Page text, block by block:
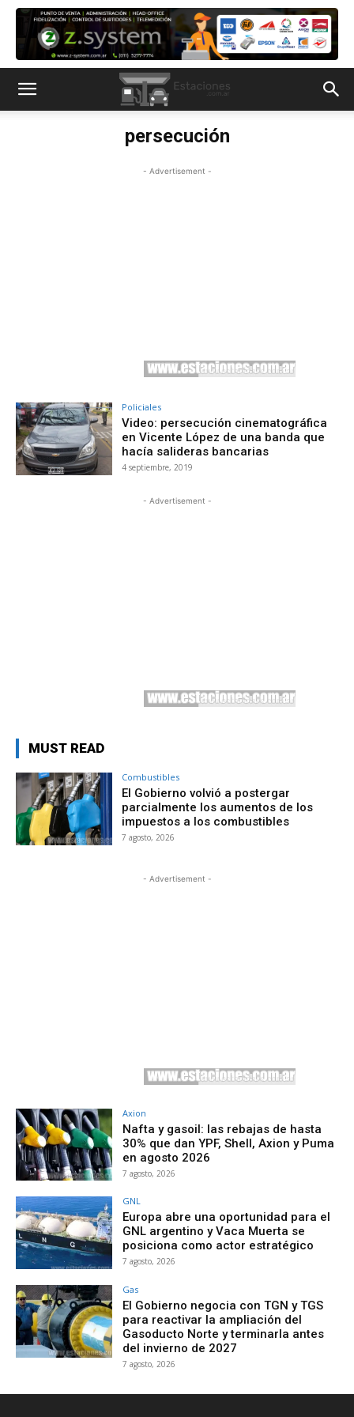
persecución
- Advertisement -
Policiales
Video: persecución cinematográfica
en Vicente López de una banda que
hacía salideras bancarias
4 septiembre, 2019
- Advertisement -
MUST READ
Combustibles
El Gobierno volvió a postergar
parcialmente los aumentos de los
impuestos a los combustibles
7 agosto, 2026
- Advertisement -
Axion
Nafta y gasoil: las rebajas de hasta
30% que dan YPF, Shell, Axion y Puma
en agosto 2026
7 agosto, 2026
GNL
Europa abre una oportunidad para el
GNL argentino y Vaca Muerta se
posiciona como actor estratégico
7 agosto, 2026
Gas
El Gobierno negocia con TGN y TGS
para reactivar la ampliación del
Gasoducto Norte y terminarla antes
del invierno de 2027
7 agosto, 2026